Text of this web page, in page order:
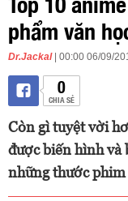
phẩm văn
Dr.Jackal | 00:00 06/09/
0
CHIA SẺ
Còn gì tuyệt vời
được biến hình và
những thước